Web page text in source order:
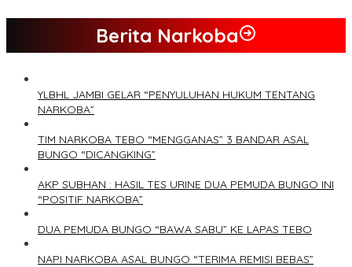
Berita Narkoba
YLBHL JAMBI GELAR “PENYULUHAN HUKUM TENTANG
NARKOBA”
TIM NARKOBA TEBO “MENGGANAS” 3 BANDAR ASAL
BUNGO “DICANGKING”
AKP SUBHAN : HASIL TES URINE DUA PEMUDA BUNGO INI
“POSITIF NARKOBA”
DUA PEMUDA BUNGO “BAWA SABU” KE LAPAS TEBO
NAPI NARKOBA ASAL BUNGO “TERIMA REMISI BEBAS”